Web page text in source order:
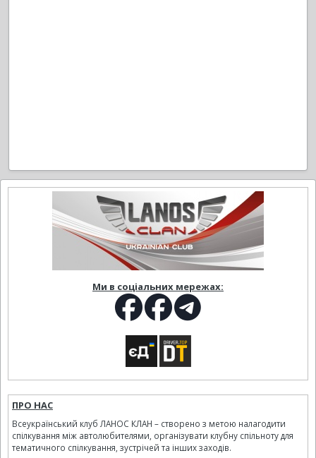
Ми в соціальних мережах:
ПРО НАС
Всеукраїнський клуб ЛАНОС КЛАН – створено з метою налагодити
спілкування між автолюбителями, організувати клубну спільноту для
тематичного спілкування, зустрічей та інших заходів.